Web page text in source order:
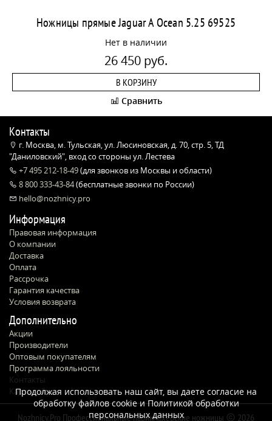
Ножницы прямые Jaguar A Ocean 5.25 69525
Нет в наличии
26 450 руб.
В КОРЗИНУ
Сравнить
Контакты
г. Москва, м. Тульская, ул. Люсиновская, д. 70, стр. 5, ТД
"Даниловский", вход со стороны ул. Лестева
+7 495 212-18-49(для звонков из Москвы и области)
8 800 333-43-84(бесплатные звонки по России)
hello@nozhnicy.pro
Информация
Правовая информация
О компании
Доставка
Оплата
Рассрочка
Гарантия качества
Условия возврата
Дополнительно
Акции
Производители
Оптовым покупателям
Программа лояльности
Контакты
Карта сайта
Nozhnicy.Pro Профессиональные парикмахерские ножницы 2026
Продолжая использовать наш сайт, вы даете согласие на
обработку файлов cookie иПолитикой обработки
персональных данных